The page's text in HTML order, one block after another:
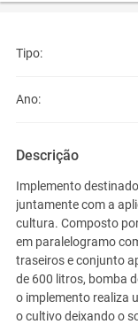
Tipo:
Ano:
Descrição
Implemento
juntamente com a
cultura. Composto
em paralelogramo
traseiros e conjunto
de 600 litros, bomba
o implemento realiza
o cultivo deixando o